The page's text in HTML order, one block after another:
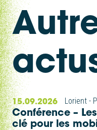
15.09.2026 Lorient -
Conférence –
clé pour les